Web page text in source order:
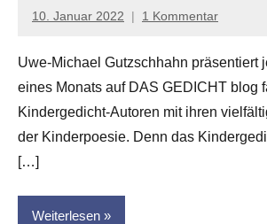
10. Januar 2022
Anton
Leitner
1 Kommentar
Uwe-Michael Gutzschhahn präsentiert
eines Monats auf DAS GEDICHT blog
Kindergedicht-Autoren mit ihren
der Kinderpoesie. Denn das
[…]
Weiterlesen